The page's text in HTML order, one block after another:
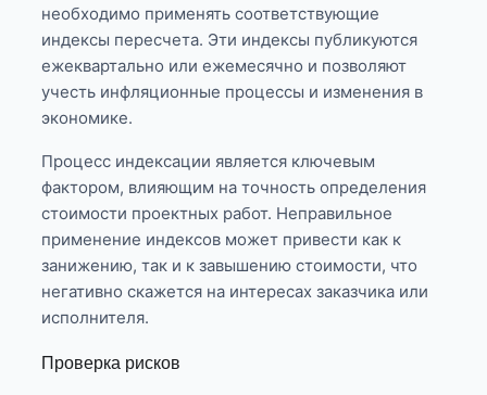
необходимо применять соответствующие
индексы пересчета. Эти индексы публикуются
ежеквартально или ежемесячно и позволяют
учесть инфляционные процессы и изменения в
экономике.
Процесс индексации является ключевым
фактором, влияющим на точность определения
стоимости проектных работ. Неправильное
применение индексов может привести как к
занижению, так и к завышению стоимости, что
негативно скажется на интересах заказчика или
исполнителя.
Проверка рисков